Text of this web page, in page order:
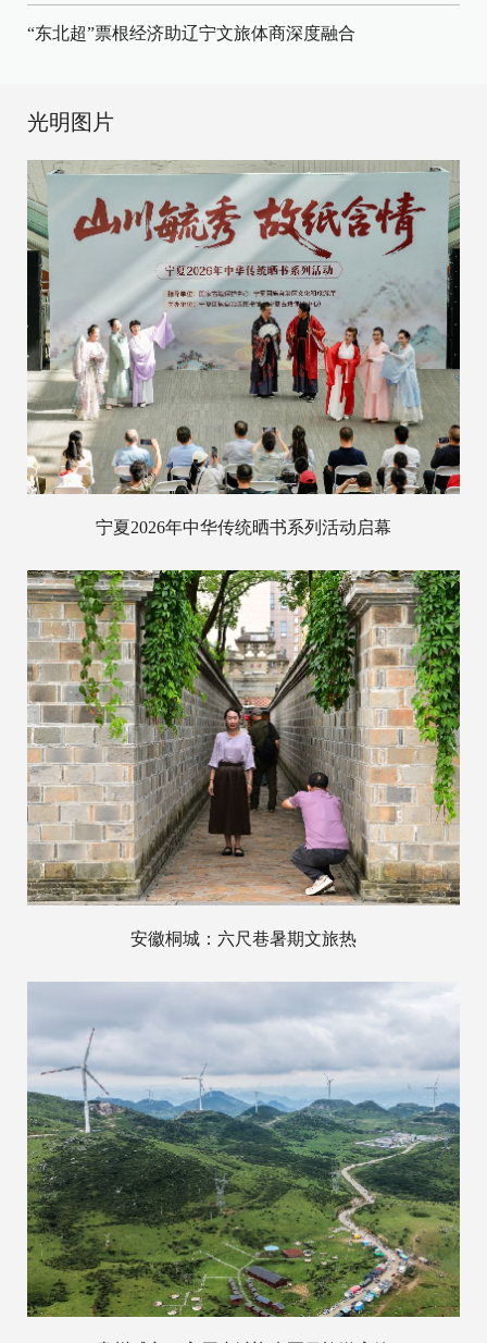
“东北超”票根经济助辽宁文旅体商深度融合
光明图片
宁夏2026年中华传统晒书系列活动启幕
安徽桐城：六尺巷暑期文旅热